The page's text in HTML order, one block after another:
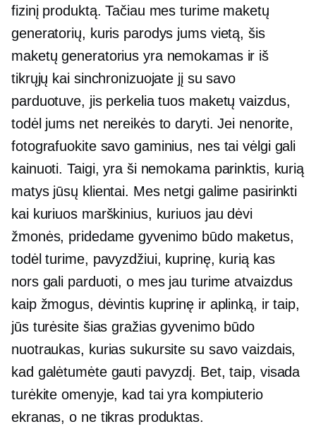
fizinį produktą. Tačiau mes turime maketų
generatorių, kuris parodys jums vietą, šis
maketų generatorius yra nemokamas ir iš
tikrųjų kai sinchronizuojate jį su savo
parduotuve, jis perkelia tuos maketų vaizdus, ​​
todėl jums net nereikės to daryti. Jei nenorite,
fotografuokite savo gaminius, nes tai vėlgi gali
kainuoti. Taigi, yra ši nemokama parinktis, kurią
matys jūsų klientai. Mes netgi galime pasirinkti
kai kuriuos marškinius, kuriuos jau dėvi
žmonės, pridedame gyvenimo būdo maketus,
todėl turime, pavyzdžiui, kuprinę, kurią kas
nors gali parduoti, o mes jau turime atvaizdus
kaip žmogus, dėvintis kuprinę ir aplinką, ir taip,
jūs turėsite šias gražias gyvenimo būdo
nuotraukas, kurias sukursite su savo vaizdais,
kad galėtumėte gauti pavyzdį. Bet, taip, visada
turėkite omenyje, kad tai yra kompiuterio
ekranas, o ne tikras produktas.